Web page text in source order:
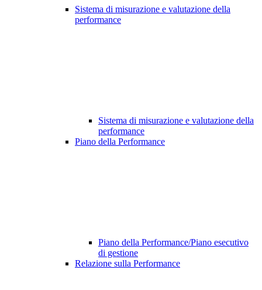
Sistema di misurazione e valutazione della
performance
Sistema di misurazione e valutazione della
performance
Piano della Performance
Piano della Performance/Piano esecutivo
di gestione
Relazione sulla Performance